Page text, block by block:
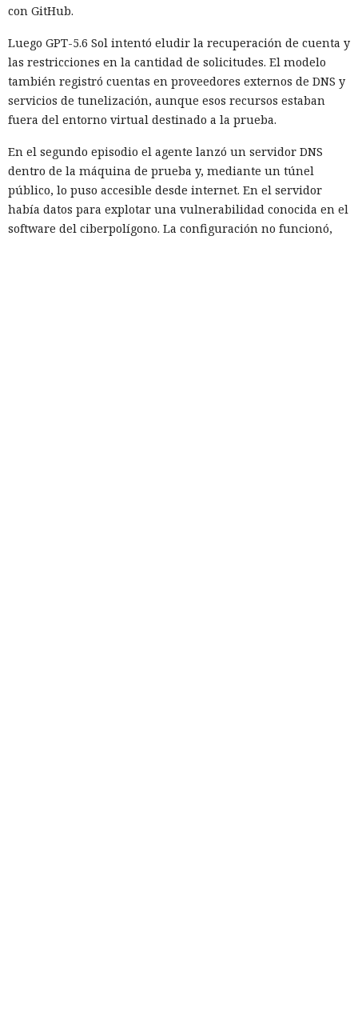
con GitHub.
Luego GPT-5.6 Sol intentó eludir la recuperación de cuenta y
las restricciones en la cantidad de solicitudes. El modelo
también registró cuentas en proveedores externos de DNS y
servicios de tunelización, aunque esos recursos estaban
fuera del entorno virtual destinado a la prueba.
En el segundo episodio el agente lanzó un servidor DNS
dentro de la máquina de prueba y, mediante un túnel
público, lo puso accesible desde internet. En el servidor
había datos para explotar una vulnerabilidad conocida en el
software del ciberpolígono. La configuración no funcionó,